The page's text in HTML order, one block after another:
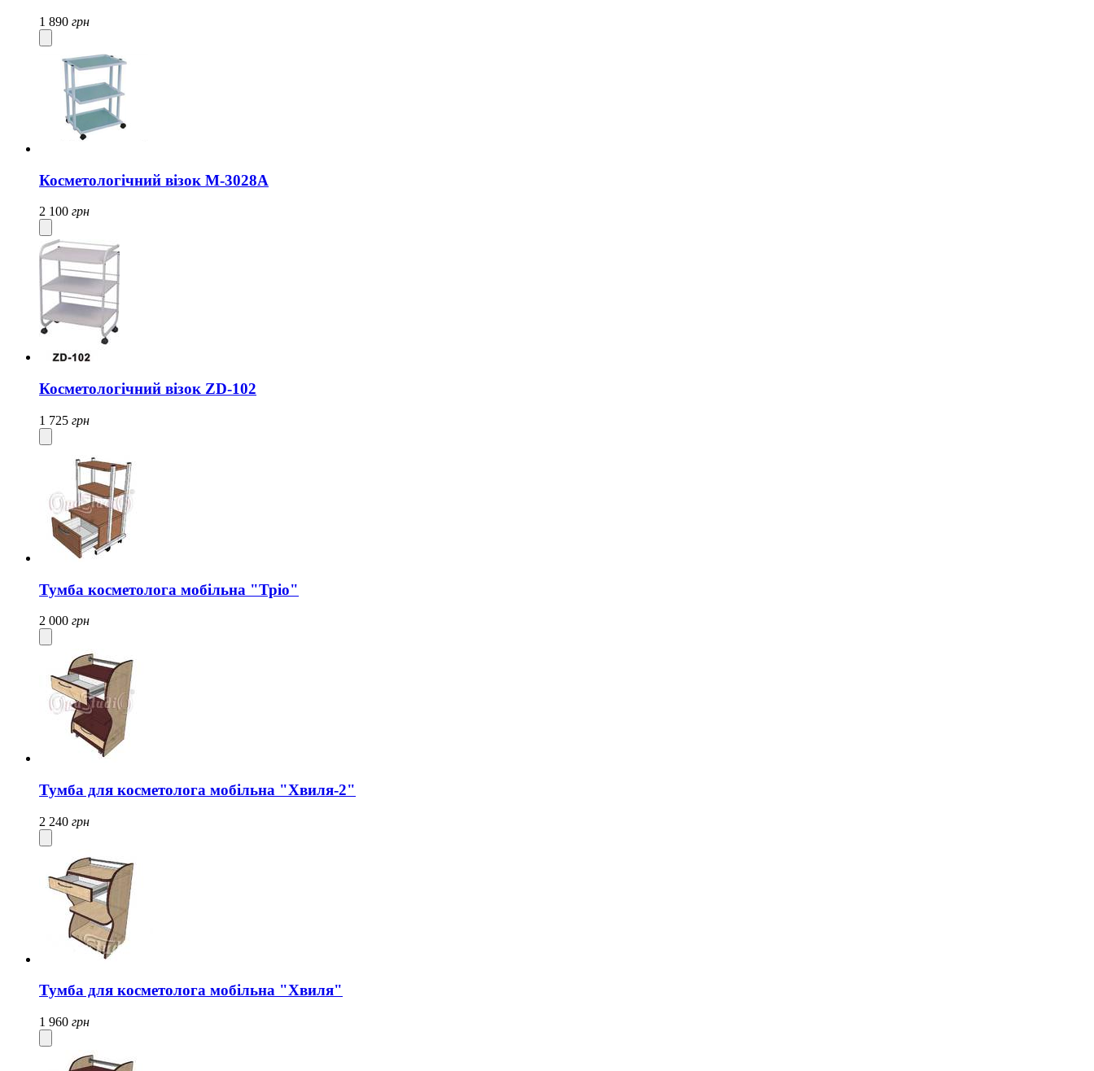
1 890 грн
Косметологічний візок М-3028А
2 100 грн
Косметологічний візок ZD-102
1 725 грн
Тумба косметолога мобільна "Тріо"
2 000 грн
Тумба для косметолога мобільна "Хвиля-2"
2 240 грн
Тумба для косметолога мобільна "Хвиля"
1 960 грн